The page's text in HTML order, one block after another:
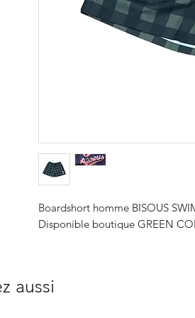
Boardshort homme BISOUS
Disponible boutique GREEN
aussi